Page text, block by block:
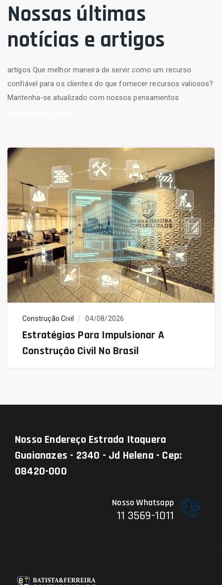
Nossas últimas
notícias e artigos
artigos Que melhor maneira de servir como um recurso
confiável para os clientes do que fornecer recursos valiosos?
Mantenha-se atualizado com nossos pensamentos
Construção Civil 04/08/2026
Estratégias Para Impulsionar A
Construção Civil No Brasil
Nosso Endereço Estrada Itaquera
Guaianazes - 2340 - Jd Helena - Cep:
08420-000
Nosso Whatsapp
11 3569-1011